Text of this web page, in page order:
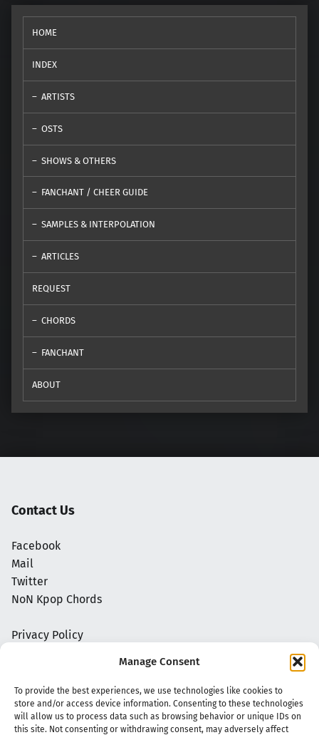
Manage Consent
To provide the best experiences, we use technologies like cookies to
store and/or access device information. Consenting to these technologies
will allow us to process data such as browsing behavior or unique IDs on
this site. Not consenting or withdrawing consent, may adversely affect
HOME
INDEX
ARTISTS
OSTS
SHOWS & OTHERS
FANCHANT / CHEER GUIDE
SAMPLES & INTERPOLATION
ARTICLES
REQUEST
CHORDS
FANCHANT
ABOUT
Contact Us
Facebook
Mail
Twitter
NoN Kpop Chords
Privacy Policy